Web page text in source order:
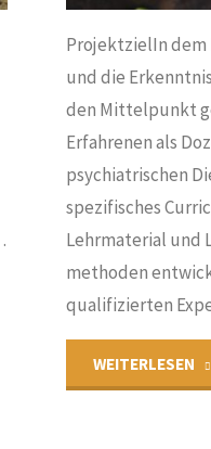
ProjektzielIn
und die
den Mittelpunkt
Erfahrenen als
psychiatrischen
spezifisches
Lehrmaterial und
methoden
qualifizierten
WEITERLESEN